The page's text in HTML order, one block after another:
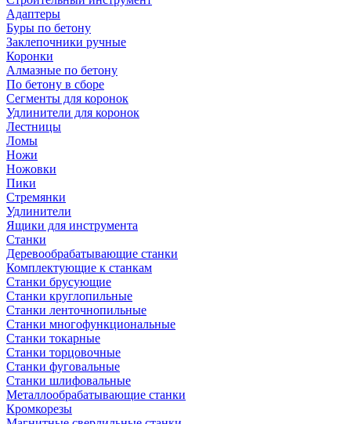
Адаптеры
Буры по бетону
Заклепочники ручные
Коронки
Алмазные по бетону
По бетону в сборе
Сегменты для коронок
Удлинители для коронок
Лестницы
Ломы
Ножи
Ножовки
Пики
Стремянки
Удлинители
Ящики для инструмента
Станки
Деревообрабатывающие станки
Комплектующие к станкам
Станки брусующие
Станки круглопильные
Станки ленточнопильные
Станки многофункциональные
Станки токарные
Станки торцовочные
Станки фуговальные
Станки шлифовальные
Металлообрабатывающие станки
Кромкорезы